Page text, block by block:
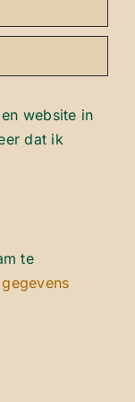
website in
dat ik
te